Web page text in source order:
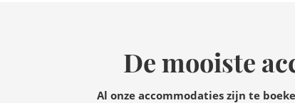
De mooiste
Al onze accommodaties zijn te